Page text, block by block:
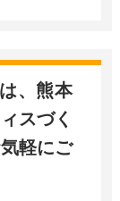
、熊本
スづく
軽にご